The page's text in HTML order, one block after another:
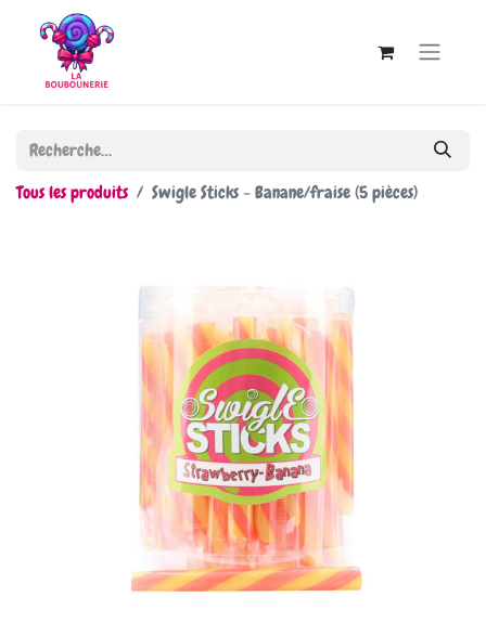
Tous les produits Swigle Sticks - Banane/fraise (5 pièces)